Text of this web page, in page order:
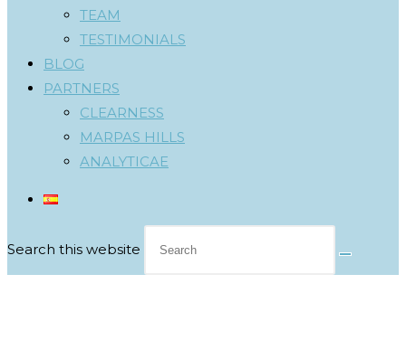
TEAM
TESTIMONIALS
BLOG
PARTNERS
CLEARNESS
MARPAS HILLS
ANALYTICAE
Search this website